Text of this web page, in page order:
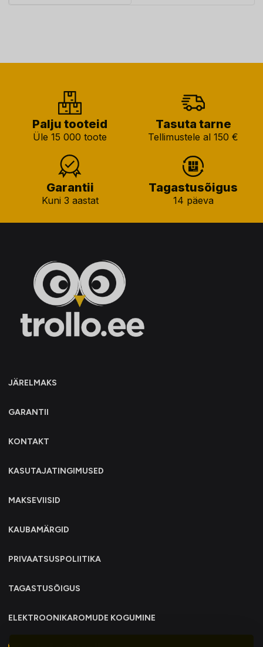
Palju tooteid
Üle 15 000 toote
Tasuta tarne
Tellimustele al 150 €
Garantii
Kuni 3 aastat
Tagastusõigus
14 päeva
JÄRELMAKS
GARANTII
KONTAKT
KASUTAJATINGIMUSED
MAKSEVIISID
KAUBAMÄRGID
PRIVAATSUSPOLIITIKA
TAGASTUSÕIGUS
ELEKTROONIKAROMUDE KOGUMINE